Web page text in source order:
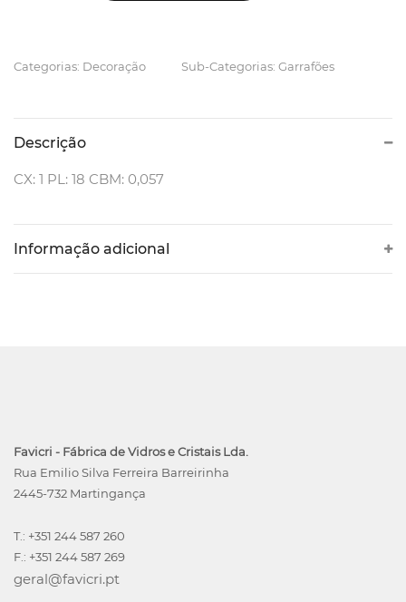
Categorias: Decoração Sub-Categorias: Garrafões
Descrição
CX: 1 PL: 18 CBM: 0,057
Informação adicional
Favicri - Fábrica de Vidros e Cristais Lda.
Rua Emilio Silva Ferreira Barreirinha
2445-732 Martingança
T.: +351 244 587 260
F.: +351 244 587 269
geral@favicri.pt